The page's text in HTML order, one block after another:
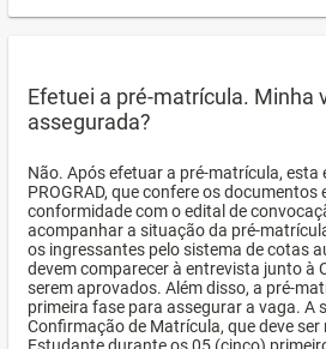
Efetuei a pré-matrícula. Minha
assegurada?
Não. Após efetuar a pré-matrícula, esta
PROGRAD, que confere os documentos
conformidade com o edital de
acompanhar a situação da pré-
os ingressantes pelo sistema de cotas
devem comparecer à entrevista junto à
serem aprovados. Além disso, a pré-
primeira fase para assegurar a vaga. A
Confirmação de Matrícula, que deve